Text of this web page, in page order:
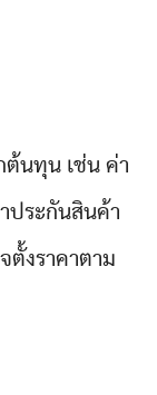
ต้นทุน เช่น ค่า
ประกันสินค้า
ตั้งราคาตาม